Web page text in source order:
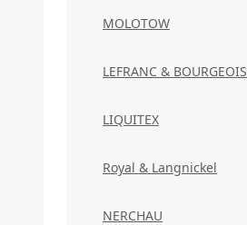
MOLOTOW
LEFRANC & BOURGEOIS
LIQUITEX
Royal & Langnickel
NERCHAU